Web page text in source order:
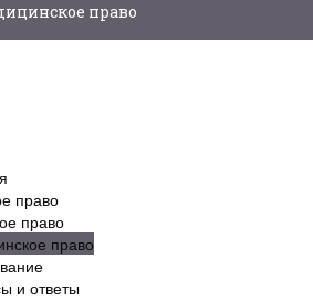
право
право
право
право
и ответы